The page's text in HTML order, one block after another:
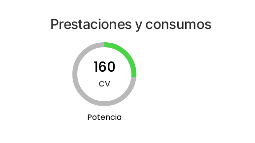
Prestaciones y consumos
160
CV
Potencia